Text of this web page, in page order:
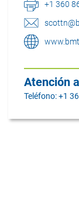
+1 360
Atención
Teléfono: +1